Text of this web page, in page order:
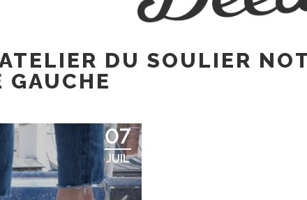
DU SOULIER
GAUCHE
07
JUIL